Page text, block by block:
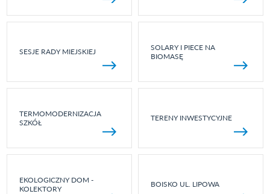
SESJE RADY MIEJSKIEJ
SOLARY I PIECE NA
BIOMASĘ
TERMOMODERNIZACJA
SZKÓŁ
TERENY INWESTYCYJNE
EKOLOGICZNY DOM -
KOLEKTORY
BOISKO UL. LIPOWA